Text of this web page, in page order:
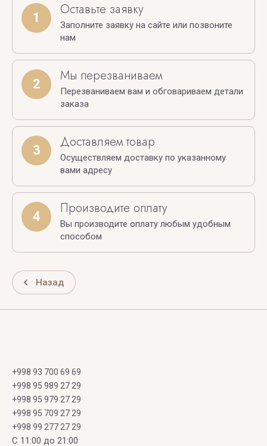
1 Оставьте заявку
Заполните заявку на сайте или позвоните
нам
2 Мы перезваниваем
Перезваниваем вам и обговариваем детали
заказа
3 Доставляем товар
Осуществляем доставку по указанному
вами адресу
4 Производите оплату
Вы производите оплату любым удобным
способом
Назад
+998 93 700 69 69
+998 95 989 27 29
+998 95 979 27 29
+998 95 709 27 29
+998 99 277 27 29
C 11:00 до 21:00